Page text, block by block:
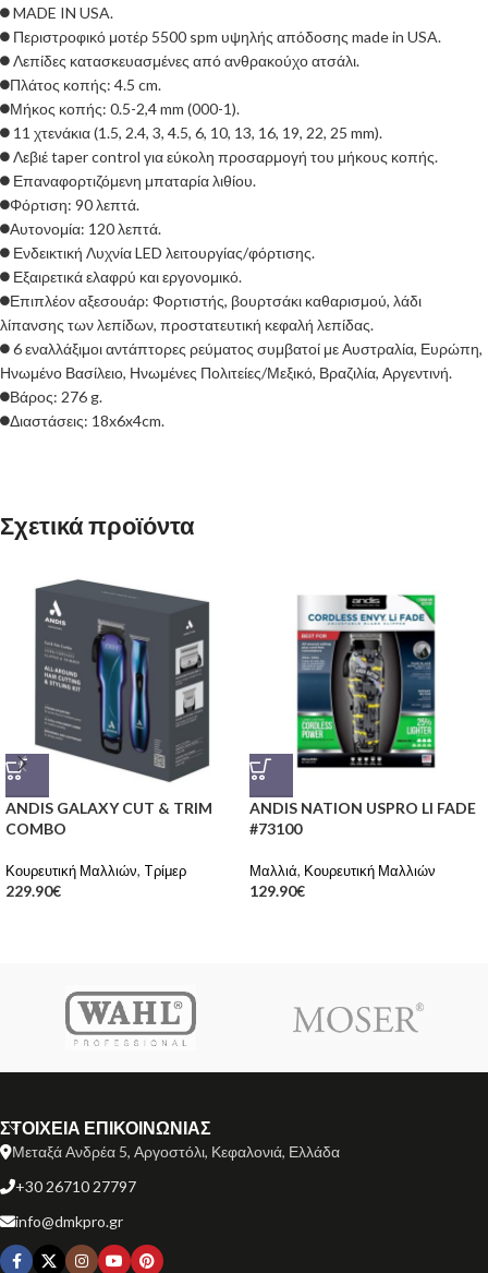
MADE IN USA.
Περιστροφικό μοτέρ 5500 spm υψηλής απόδοσης made in USA.
Λεπίδες κατασκευασμένες από ανθρακούχο ατσάλι.
Πλάτος κοπής: 4.5 cm.
Μήκος κοπής: 0.5-2,4 mm (000-1).
11 χτενάκια (1.5, 2.4, 3, 4.5, 6, 10, 13, 16, 19, 22, 25 mm).
Λεβιέ taper control για εύκολη προσαρμογή του μήκους κοπής.
Επαναφορτιζόμενη μπαταρία λιθίου.
Φόρτιση: 90 λεπτά.
Αυτονομία: 120 λεπτά.
Ενδεικτική Λυχνία LED λειτουργίας/φόρτισης.
Εξαιρετικά ελαφρύ και εργονομικό.
Επιπλέον αξεσουάρ: Φορτιστής, βουρτσάκι καθαρισμού, λάδι
λίπανσης των λεπίδων, προστατευτική κεφαλή λεπίδας.
6 εναλλάξιμοι αντάπτορες ρεύματος συμβατοί με Αυστραλία, Ευρώπη,
Ηνωμένο Βασίλειο, Ηνωμένες Πολιτείες/Μεξικό, Βραζιλία, Αργεντινή.
Βάρος: 276 g.
Διαστάσεις: 18x6x4cm.
Σχετικά προϊόντα
ANDIS GALAXY CUT & TRIM
COMBO
Κουρευτική Μαλλιών, Tρίμερ
229.90€
ANDIS NATION USPRO LI FADE
#73100
Μαλλιά, Κουρευτική Μαλλιών
129.90€
ΣΤΟΙΧΕΙΑ ΕΠΙΚΟΙΝΩΝΙΑΣ
Μεταξά Ανδρέα 5, Αργοστόλι, Κεφαλονιά, Ελλάδα
+30 26710 27797
info@dmkpro.gr